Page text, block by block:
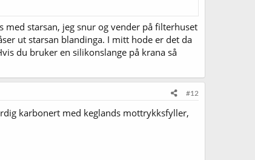
starsan, jeg snur og vender på filterhuset
ut starsan blandinga. I mitt hode er det da
du bruker en silikonslange på krana så
#12
karbonert med keglands mottrykksfyller,